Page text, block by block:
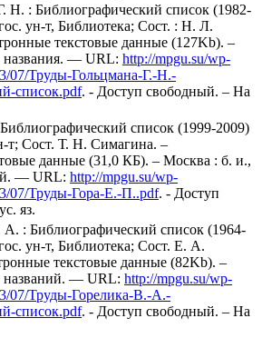
Н. : Библиографический список (1982-
ун-т, Библиотека; Сост. : Н. Л.
текстовые данные (127Kb). –
названия. — URL: http://mpgu.su/wp-
07/Труды-Гольцмана-Г.-Н.-
список.pdf. - Доступ свободный. – На
список (1999-2009)
т; Сост. Т. Н. Симагина. –
данные (31,0 КБ). – Москва : б. и.,
— URL: http://mpgu.su/wp-
07/Труды-Гора-Е.-П..pdf. - Доступ
яз.
: Библиографический список (1964-
ун-т, Библиотека; Сост. Е. А.
текстовые данные (82Kb). –
названий. — URL: http://mpgu.su/wp-
07/Труды-Горелика-В.-А.-
список.pdf. - Доступ свободный. – На